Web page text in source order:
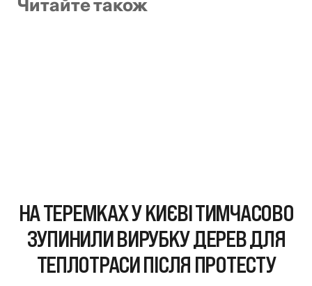
Читайте також
НА ТЕРЕМКАХ У КИЄВІ ТИМЧАСОВО
ЗУПИНИЛИ ВИРУБКУ ДЕРЕВ ДЛЯ
ТЕПЛОТРАСИ ПІСЛЯ ПРОТЕСТУ